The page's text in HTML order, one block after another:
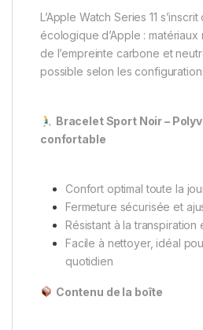
L’Apple Watch Series 11
écologique d’Apple :
de l’empreinte carbone et
possible selon les
Bracelet Sport Noir –
confortable
Confort optimal toute la
Fermeture sécurisée et
Résistant à la transpiration
Facile à nettoyer, idéal
quotidien
Contenu de la boîte